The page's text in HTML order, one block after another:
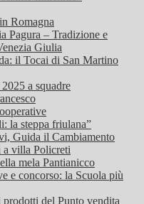
Romagna
Pagura – Tradizione e
Giulia
il Tocai di San Martino
a squadre
la steppa friulana”
Guida il Cambiamento
villa Policreti
mela Pantianicco
e concorso: la Scuola più
del Punto vendita